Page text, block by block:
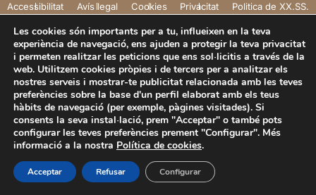
Accessibilitat Avís legal Cookies Privacitat Politica de XX.SS.
Les cookies són importants per a tu, influeixen en la teva
experiència de navegació, ens ajuden a protegir la teva privacitat
i permeten realitzar les peticions que ens sol·licitis a través de la
web. Utilitzem cookies pròpies i de tercers per a analitzar els
nostres serveis i mostrar-te publicitat relacionada amb les teves
preferències sobre la base d'un perfil elaborat amb els teus
hàbits de navegació (per exemple, pàgines visitades). Si
consents la seva instal·lació, prem "Acceptar" o també pots
configurar les teves preferències prement "Configurar". Més
informació a la nostra Política de cookies.
Acceptar Refusar Configurar